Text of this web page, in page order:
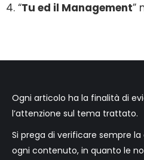
“Tu ed il Management”
Ogni articolo ha la finalità di
l’attenzione sul tema trattato.
Si prega di verificare sempre
ogni contenuto, in quanto le